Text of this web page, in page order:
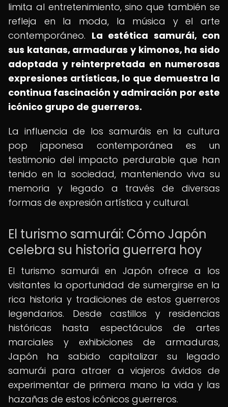
limita al entretenimiento, sino que también se
refleja en la moda, la música y el arte
contemporáneo. La estética samurái, con
sus katanas, armaduras y kimonos, ha sido
adoptada y reinterpretada en numerosas
expresiones artísticas, lo que demuestra la
continua fascinación y admiración por este
icónico grupo de guerreros.
La influencia de los samuráis en la cultura
pop japonesa contemporánea es un
testimonio del impacto perdurable que han
tenido en la sociedad, manteniendo viva su
memoria y legado a través de diversas
formas de expresión artística y cultural.
El turismo samurái: Cómo Japón
celebra su historia guerrera hoy
El turismo samurái en Japón ofrece a los
visitantes la oportunidad de sumergirse en la
rica historia y tradiciones de estos guerreros
legendarios. Desde castillos y residencias
históricas hasta espectáculos de artes
marciales y exhibiciones de armaduras,
Japón ha sabido capitalizar su legado
samurái para atraer a viajeros ávidos de
experimentar de primera mano la vida y las
hazañas de estos icónicos guerreros.